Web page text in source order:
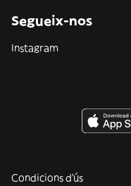
Segueix-nos
Instagram
Condicions d'ús